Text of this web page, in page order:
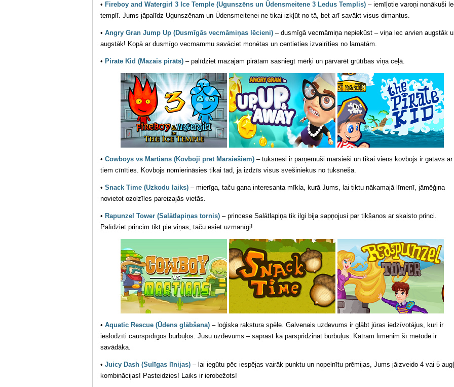
• Fireboy and Watergirl 3 Ice Temple (Ugunszēns un Ūdensmeitene 3 Ledus Templis) – iemīļotie varoņi nonākuši
templī. Jums jāpalīdz Ugunszēnam un Ūdensmeitenei ne tikai izkļūt no tā, bet arī savākt visus dimantus.
• Angry Gran Jump Up (Dusmīgās vecmāmiņas lēcieni) – dusmīgā vecmāmiņa nepiekūst – viņa lec arvien augstāk
augstāk! Kopā ar dusmīgo vecmammu savāciet monētas un centieties izvairīties no lamatām.
• Pirate Kid (Mazais pirāts) – palīdziet mazajam pirātam sasniegt mērķi un pārvarēt grūtības viņa ceļā.
• Cowboys vs Martians (Kovboji pret Marsiešiem) – tuksnesi ir pārņēmuši marsieši un tikai viens kovbojs ir gatavs ar
tiem cīnīties. Kovbojs nomierināsies tikai tad, ja izdzīs visus svešiniekus no tuksneša.
• Snack Time (Uzkodu laiks) – mierīga, taču gana interesanta mīkla, kurā Jums, lai tiktu nākamajā līmenī, jāmēģina
novietot ozolzīles pareizajās vietās.
• Rapunzel Tower (Salātlapiņas tornis) – princese Salātlapiņa tik ilgi bija sapņojusi par tikšanos ar skaisto princi.
Palīdziet princim tikt pie viņas, taču esiet uzmanīgi!
• Aquatic Rescue (Ūdens glābšana) – loģiska rakstura spēle. Galvenais uzdevums ir glābt jūras iedzīvotājus, kuri ir
ieslodzīti caurspīdīgos burbuļos. Jūsu uzdevums – saprast kā pārspridzināt burbuļus. Katram līmenim šī metode ir
savādāka.
• Juicy Dash (Sulīgas līnijas) – lai iegūtu pēc iespējas vairāk punktu un nopelnītu prēmijas, Jums jāizveido 4 vai 5
kombinācijas! Pasteidzies! Laiks ir ierobežots!